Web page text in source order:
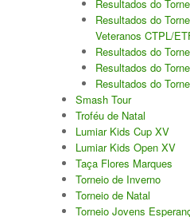
Lumiar Open XIII
1ª Experiência de Ténis
Masters Jaguar Automóveis Lisboa
Lumiar Kids Cup XIV
Lumiar Kids Open XIV
Torneio de Verão
Resultados do
Resultados do
Veteranos CTPL/
Resultados do
Resultados do
Resultados do
Smash Tour
Troféu de Natal
Lumiar Kids Cup XV
Lumiar Kids Open XV
Taça Flores Marques
Torneio de Inverno
Torneio de Natal
Torneio Jovens